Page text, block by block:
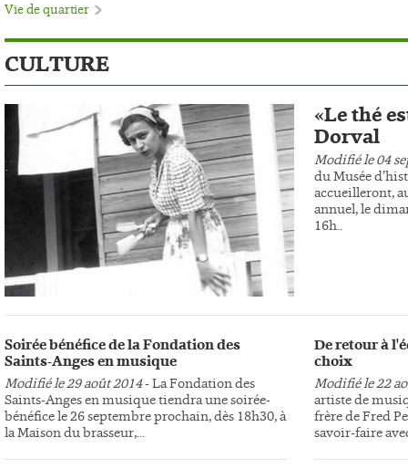
Vie de quartier
CULTURE
«Le thé
Dorval
Modifié le 04
du Musée
accueilleront,
annuel, le
16h..
Soirée bénéfice de la Fondation des
Saints-Anges en musique
Modifié le 29 août 2014- La Fondation des
Saints-Anges en musique tiendra une soirée-
bénéfice le 26 septembre prochain, dès 18h30, à
la Maison du brasseur,...
De retour à
choix
Modifié le 22
artiste de
frère de Fred
savoir-faire